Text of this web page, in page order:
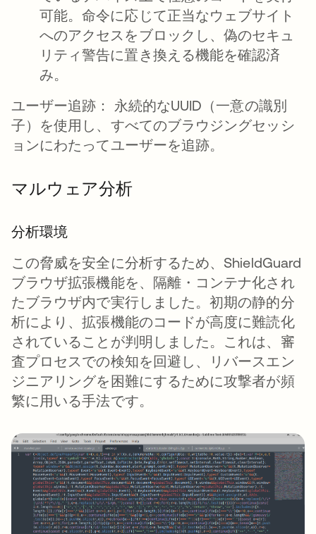
可能。命令に応じて正当なウェブサイト
へのアクセスをブロックし、偽のセキュ
リティ警告に置き換える機能を確認済
み。
ユーザー追跡： 永続的なUUID（一意の識別
子）を使用し、すべてのブラウジングセッシ
ョンにわたってユーザーを追跡。
マルウェア分析
分析環境
この脅威を安全に分析するため、ShieldGuard
ブラウザ拡張機能を、隔離・コンテナ化され
たブラウザ内で実行しました。初期の静的分
析により、拡張機能のコードが高度に難読化
されていることが判明しました。これは、審
査プロセスでの検知を回避し、リバースエン
ジニアリングを困難にするために攻撃者が頻
繁に用いる手法です。